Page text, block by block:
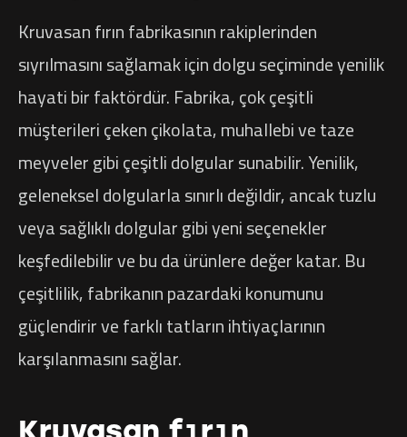
Kruvasan fırın fabrikasının rakiplerinden
sıyrılmasını sağlamak için dolgu seçiminde yenilik
hayati bir faktördür. Fabrika, çok çeşitli
müşterileri çeken çikolata, muhallebi ve taze
meyveler gibi çeşitli dolgular sunabilir. Yenilik,
geleneksel dolgularla sınırlı değildir, ancak tuzlu
veya sağlıklı dolgular gibi yeni seçenekler
keşfedilebilir ve bu da ürünlere değer katar. Bu
çeşitlilik, fabrikanın pazardaki konumunu
güçlendirir ve farklı tatların ihtiyaçlarının
karşılanmasını sağlar.